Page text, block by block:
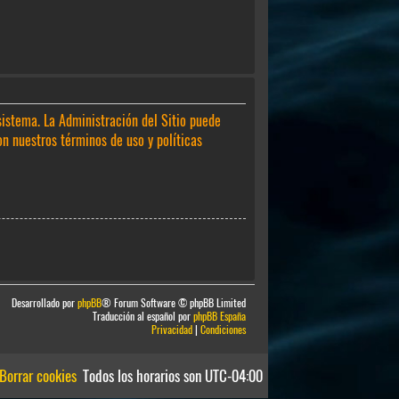
La Administración del Sitio puede
nuestros términos de uso y políticas
Desarrollado porphpBB® Forum Software © phpBB Limited
Traducción al español porphpBB España
Privacidad| Condiciones
Todos los horarios son UTC-04:00
Borrar cookies